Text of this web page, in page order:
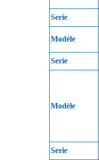
Serie
Modèle
Serie
Modèle
Serie